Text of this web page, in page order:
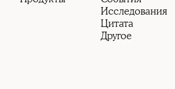
Исследования
Цитата
Другое